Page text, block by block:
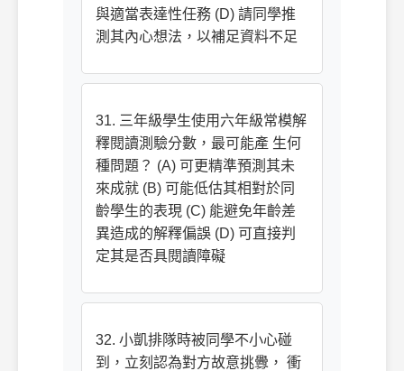
與適當表達性任務 (D) 請同學推
測其內心想法，以補足資料不足
31. 三年級學生使用六年級常模解
釋閱讀測驗分數，最可能產 生何
種問題？ (A) 可更精準預測其未
來成就 (B) 可能低估其相對於同
齡學生的表現 (C) 能避免年齡差
異造成的解釋偏誤 (D) 可直接判
定其是否具閱讀障礙
32. 小凱排隊時被同學不小心碰
到，立刻認為對方故意挑釁， 衝